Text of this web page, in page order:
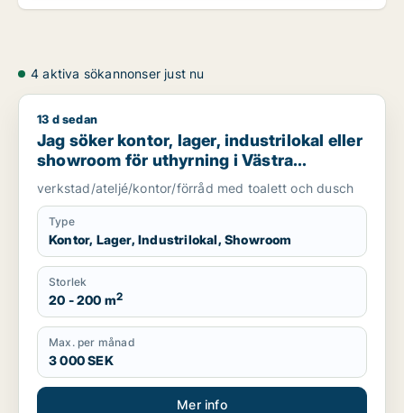
4 aktiva sökannonser just nu
Jag söker kontor, lager, industrilokal eller showroom för
13 d sedan
Jag söker kontor, lager, industrilokal eller
showroom för uthyrning i Västra
Götaland
verkstad/ateljé/kontor/förråd med toalett och dusch
Type
Kontor, Lager, Industrilokal, Showroom
Storlek
20 - 200 m2
Max. per månad
3 000 SEK
Mer info